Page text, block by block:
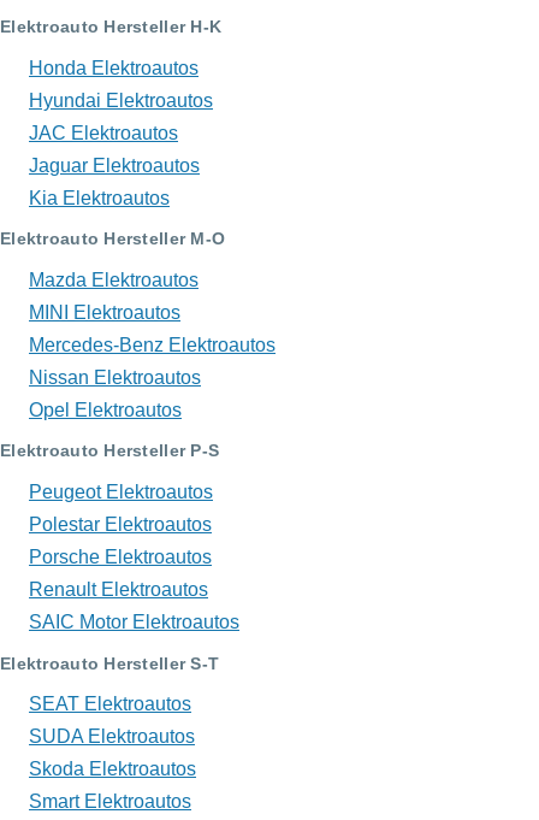
Elektroauto Hersteller H-K
Honda Elektroautos
Hyundai Elektroautos
JAC Elektroautos
Jaguar Elektroautos
Kia Elektroautos
Elektroauto Hersteller M-O
Mazda Elektroautos
MINI Elektroautos
Mercedes-Benz Elektroautos
Nissan Elektroautos
Opel Elektroautos
Elektroauto Hersteller P-S
Peugeot Elektroautos
Polestar Elektroautos
Porsche Elektroautos
Renault Elektroautos
SAIC Motor Elektroautos
Elektroauto Hersteller S-T
SEAT Elektroautos
SUDA Elektroautos
Skoda Elektroautos
Smart Elektroautos